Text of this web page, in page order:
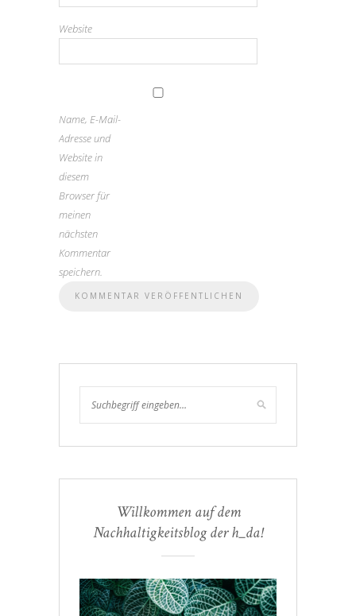
Website
Name, E-Mail-
Adresse und
Website in
diesem
Browser für
meinen
nächsten
Kommentar
speichern.
Willkommen auf dem
Nachhaltigkeitsblog der h_da!